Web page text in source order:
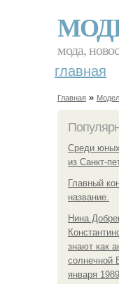
мода,
главная
Главная »
Среди
из Санкт-
Главный
название.
Нина
знают как
солнечной
января